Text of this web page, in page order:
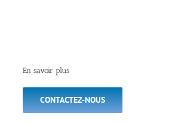
En savoir plus
CONTACTEZ-NOUS